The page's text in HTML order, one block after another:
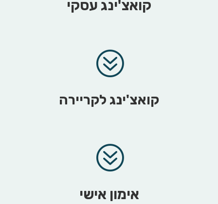
קואצ'ינג עסקי
?
קואצ'ינג לקריירה
?
אימון אישי